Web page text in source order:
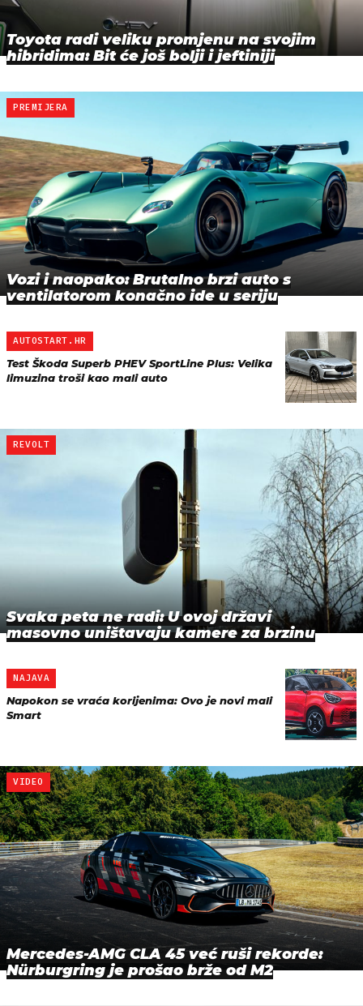
Toyota radi veliku promjenu na svojim
hibridima: Bit će još bolji i jeftiniji
PREMIJERA
Vozi i naopako: Brutalno brzi auto s
ventilatorom konačno ide u seriju
AUTOSTART.HR
Test Škoda Superb PHEV SportLine Plus: Velika
limuzina troši kao mali auto
REVOLT
Svaka peta ne radi: U ovoj državi
masovno uništavaju kamere za brzinu
NAJAVA
Napokon se vraća korijenima: Ovo je novi mali
Smart
VIDEO
Mercedes-AMG CLA 45 već ruši rekorde:
Nürburgring je prošao brže od M2